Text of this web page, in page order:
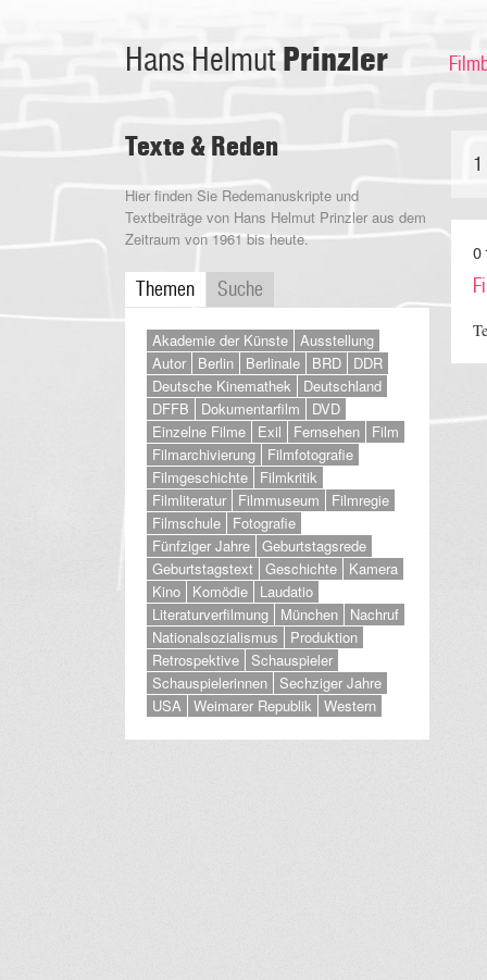
Hans HelmutPrinzler
Texte & Reden
Hier finden Sie Redemanuskripte und
Textbeiträge von Hans Helmut Prinzler aus dem
Zeitraum von 1961 bis heute.
Themen Suche
Akademie der Künste Ausstellung
Autor
Berlin Berlinale BRD
DDR
Deutsche Kinemathek
Deutschland
DFFB
Dokumentarfilm
DVD
Einzelne Filme
Exil Fernsehen
Film
Filmarchivierung
Filmfotografie
Filmgeschichte
Filmkritik
Filmliteratur
Filmmuseum
Filmregie
Filmschule
Fotografie
Fünfziger Jahre Geburtstagsrede
Geburtstagstext Geschichte
Kamera
Kino
Komödie
Laudatio
Literaturverfilmung
München
Nachruf
Nationalsozialismus
Produktion
Retrospektive Schauspieler
Schauspielerinnen Sechziger Jahre
USA Weimarer Republik Western